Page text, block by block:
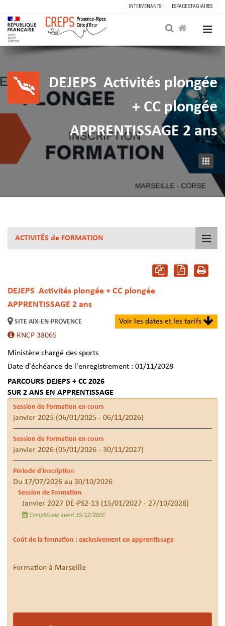
INTERVENANTS ESPACE STAGIAIRES
DEJEPS Activités plongée
+ CC plongée
APPRENTISSAGE 2 ans
ACTIVITÉS de FORMATION
DEJEPS Activités plongée + CC plongée
APPRENTISSAGE 2 ans
Voir les dates et les tarifs
SITE AIX-EN-PROVENCE
RNCP 38065
Ministère chargé des sports
Date d'échéance de l'enregistrement : 01/11/2028
PARCOURS DEJEPS + CC 2026
SUR 2 ANS EN APPRENTISSAGE
Session de Formation en cours
janvier 2025 (06/01/2025 - 06/11/2026)
Session de Formation en cours
janvier 2026 (05/01/2026 - 30/11/2027)
Période d'inscription
Du 17/07/2026 au 30/10/2026
Session de Formation
Janvier 2027 DE-PS2-13 (15/01/2027 - 27/10/2028)
Complétude avant 15/12/2026
Coût de la formation : exclusivement en apprentissage
Formation à Marseille